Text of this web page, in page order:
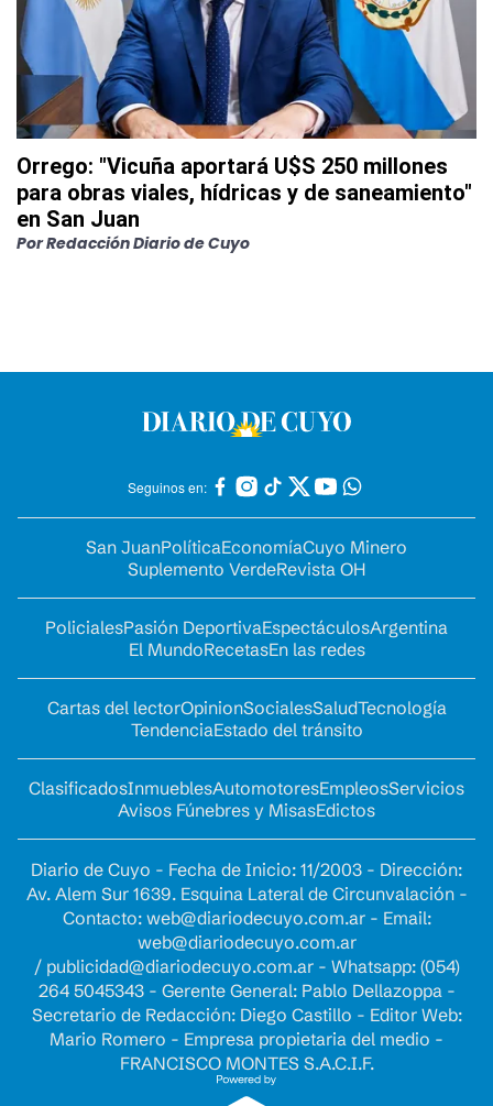
Orrego: "Vicuña aportará U$S 250 millones
para obras viales, hídricas y de saneamiento"
en San Juan
PorRedacción Diario de Cuyo
Seguinos en:
San JuanPolíticaEconomíaCuyo Minero
Suplemento VerdeRevista OH
PolicialesPasión DeportivaEspectáculosArgentina
El MundoRecetasEn las redes
Cartas del lectorOpinionSocialesSaludTecnología
TendenciaEstado del tránsito
ClasificadosInmueblesAutomotoresEmpleosServicios
Avisos Fúnebres y MisasEdictos
Diario de Cuyo - Fecha de Inicio: 11/2003 - Dirección:
Av. Alem Sur 1639. Esquina Lateral de Circunvalación -
Contacto: web@diariodecuyo.com.ar- Email:
web@diariodecuyo.com.ar
/ publicidad@diariodecuyo.com.ar- Whatsapp: (054)
264 5045343 - Gerente General: Pablo Dellazoppa -
Secretario de Redacción: Diego Castillo - Editor Web:
Mario Romero - Empresa propietaria del medio -
FRANCISCO MONTES S.A.C.I.F.